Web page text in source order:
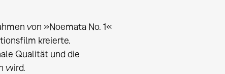
von »Noemata No. 1«
kreierte.
Qualität und die
wird.